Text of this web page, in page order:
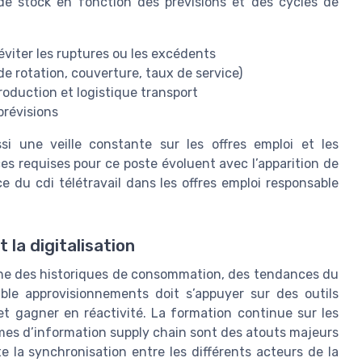
les ruptures ou les excédents
rotation, couverture, taux de service)
et logistique transport
une veille constante sur les offres emploi et les
requises pour ce poste évoluent avec l’apparition de
du cdi télétravail dans les offres emploi responsable
la digitalisation
des historiques de consommation, des tendances du
approvisionnements doit s’appuyer sur des outils
gagner en réactivité. La formation continue sur les
d’information supply chain sont des atouts majeurs
la synchronisation entre les différents acteurs de la